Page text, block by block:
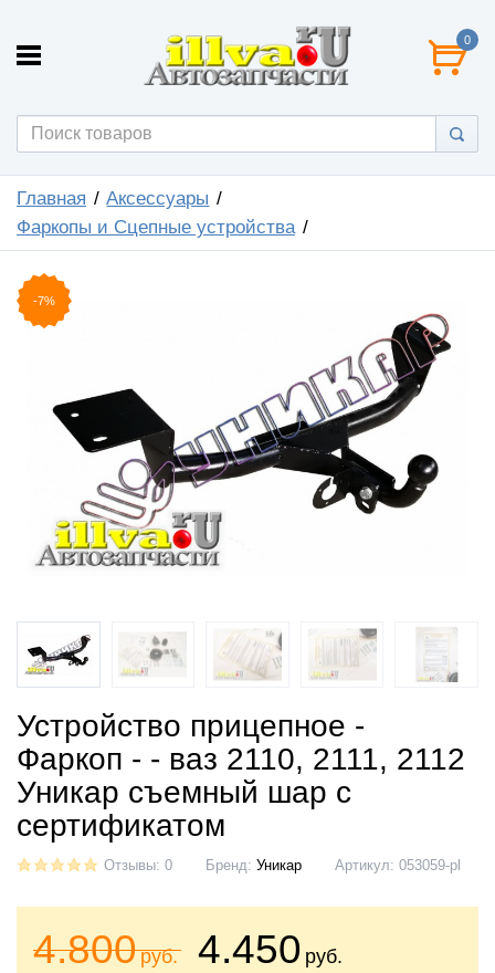
0
Главная
Аксессуары
Фаркопы и Сцепные устройства
-7%
Устройство прицепное -
Фаркоп - - ваз 2110, 2111, 2112
Уникар съемный шар с
сертификатом
Отзывы: 0 Бренд: Уникар Артикул: 053059-pl
4.800руб. 4.450 руб.